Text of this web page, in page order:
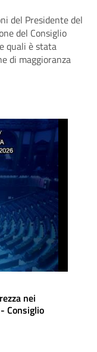
del Presidente del
del Consiglio
quali è stata
di maggioranza
nei
Consiglio